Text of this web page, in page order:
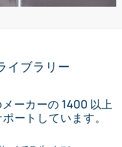
イブラリー
ーカーの 1400 以上
ートしています。